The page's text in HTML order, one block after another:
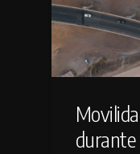
durante